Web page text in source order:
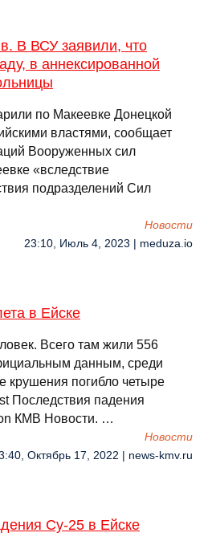
В ВСУ заявили, что
в аннексированной
по Макеевке Донецкой
властями, сообщает
Вооруженных сил
«вследствие
подразделений Сил
Новости
23:10, Июль 4, 2023 | meduza.io
в Ейске
Всего там жили 556
данным, среди
крушения погибло четыре
Последствия падения
КМВ Новости. …
Новости
Октябрь 17, 2022 | news-kmv.ru
Су-25 в Ейске